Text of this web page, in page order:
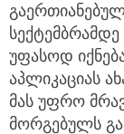
უფასოდ
აპლიკაციას
მას უფრო
მორგებულს